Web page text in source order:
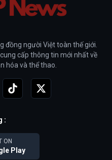
đồng người Việt toàn thế giới.
cấp thông tin mới nhất về
hóa và thể thao.
:
ON
Play